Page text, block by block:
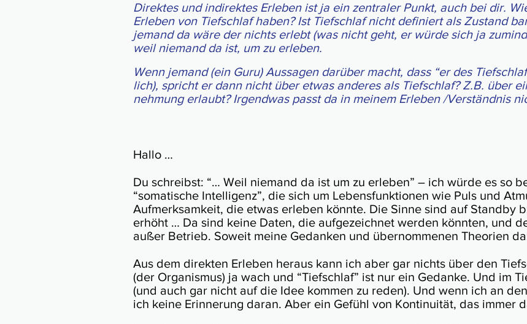
Direktes und indi­rek­tes Erle­ben ist ja ein zen­tra­ler Punkt, auch bei dir.
Erle­ben von Tief­schlaf haben? Ist Tief­schlaf nicht defi­niert als Zustand
jemand da wäre der nichts erlebt (was nicht geht, er würde sich ja
weil nie­mand da ist, um zu erleben.
Wenn jemand (ein Guru) Aus­sa­gen darü­ber macht, dass “er des
lich), spricht er dann nicht über etwas ande­res als Tief­schlaf? Z.B. über
neh­mung erlaubt? Irgend­was passt da in meinem Erle­ben /Vers­tänd­nis
Hallo …
Du schreibst: “… Weil nie­mand da ist um zu erleben” – ich würde es so
“soma­ti­sche Intel­li­genz”, die sich um Lebens­funk­tio­nen wie Puls und
Auf­merk­sam­keit, die etwas erleb­en könnte. Die Sinne sind auf Standby
erhöht … Da sind keine Daten, die auf­gezeich­net wer­den könn­ten, und
außer Betrieb. Soweit meine Gedan­ken und über­nom­me­nen Theorien
Aus dem direk­ten Erle­ben heraus kann ich aber gar nichts über den
(der Orga­nis­mus) ja wach und “Tief­schlaf” ist nur ein Gedanke. Und im
(und auch gar nicht auf die Idee kom­men zu reden). Und wenn ich an
ich keine Erin­ne­rung daran. Aber ein Gefühl von Kon­ti­nui­tät, das immer